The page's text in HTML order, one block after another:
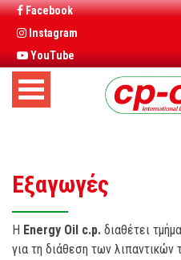
Facebook
Instagram
YouTube
Εξαγωγές
Η Energy Oil c.p. διαθέτει
για τη διάθεση των